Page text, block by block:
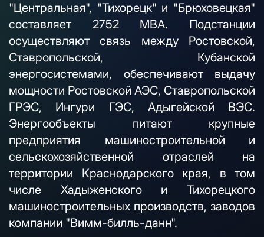
"Центральная", "Тихорецк" и "Брюховецкая"
составляет 2752 МВА. Подстанции
осуществляют связь между Ростовской,
Ставропольской, Кубанской
энергосистемами, обеспечивают выдачу
мощности Ростовской АЭС, Ставропольской
ГРЭС, Ингури ГЭС, Адыгейской ВЭС.
Энергообъекты питают крупные
предприятия машиностроительной и
сельскохозяйственной отраслей на
территории Краснодарского края, в том
числе Хадыженского и Тихорецкого
машиностроительных производств, заводов
компании "Вимм-билль-данн".